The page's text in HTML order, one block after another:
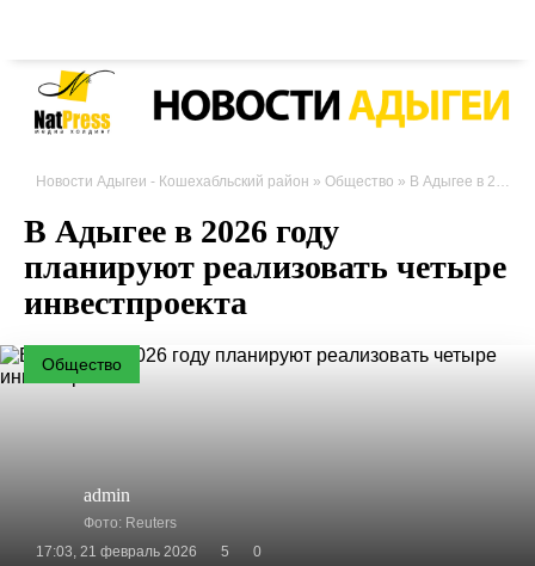
Новости Адыгеи - Кошехабльский район » Общество » В Адыгее в 2026 году планируют реализовать четыре инвестпроекта
В Адыгее в 2026 году
планируют реализовать четыре
инвестпроекта
Общество
admin
Фото: Reuters
17:03, 21 февраль 2026
5 0